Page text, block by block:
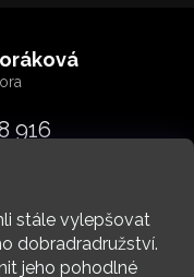
stále vylepšovat
dobradradružství.
jeho pohodlné
916